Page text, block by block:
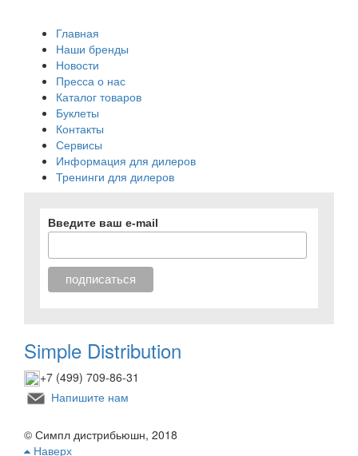
Главная
Наши бренды
Новости
Пресса о нас
Каталог товаров
Буклеты
Контакты
Сервисы
Информация для дилеров
Тренинги для дилеров
Введите ваш e-mail
Simple Distribution
+7 (499) 709-86-31
Напишите нам
© Симпл дистрибьюшн, 2018
Наверх